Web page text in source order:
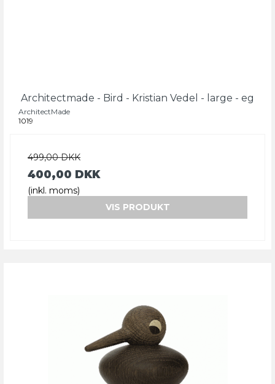
Architectmade - Bird - Kristian Vedel - large - eg
ArchitectMade
1019
499,00 DKK
400,00 DKK
(inkl. moms)
VIS PRODUKT